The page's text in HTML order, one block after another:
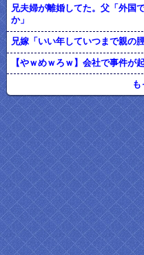
兄夫婦が離婚してた。父「外国
か」
兄嫁「いい年していつまで親
【やｗめｗろｗ】会社で事件
も